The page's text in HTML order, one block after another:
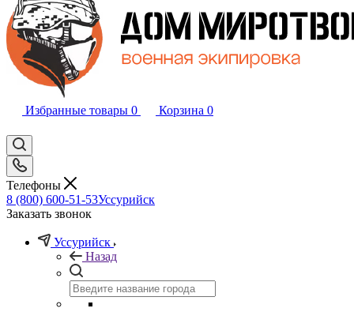
Избранные товары 0 Корзина 0
Телефоны
8 (800) 600-51-53Уссурийск
Заказать звонок
Уссурийск
Назад